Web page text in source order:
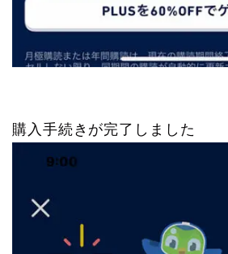
購入手続きが完了しました